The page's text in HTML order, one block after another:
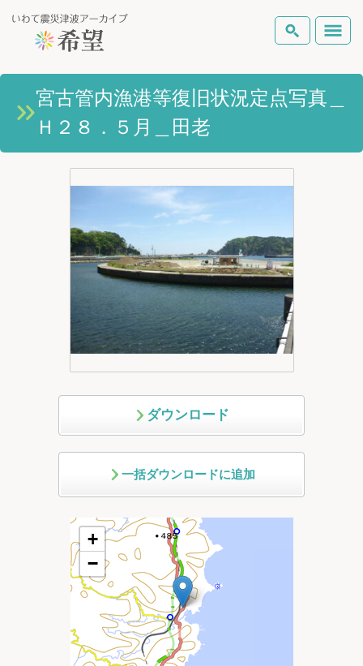
いわて震災津波アーカイブとは
岩手県の被害状況
Foreign Laguage
検索
宮古管内漁港等復旧状況定点写真＿
Ｈ２８．５月＿田老
ダウンロード
一括ダウンロードに追加
+
−